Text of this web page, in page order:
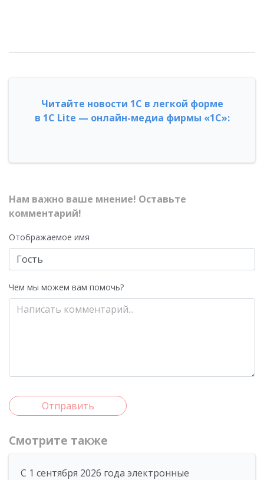
Читайте новости 1С в легкой форме
в 1С Lite — онлайн-медиа фирмы «1С»:
Нам важно ваше мнение! Оставьте
комментарий!
Отображаемое имя
Чем мы можем вам помочь?
Отправить
Смотрите также
С 1 сентября 2026 года электронные